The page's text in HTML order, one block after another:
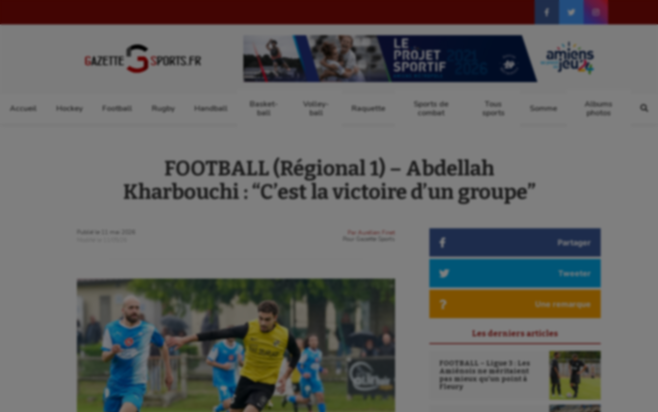
Accueil Hockey Football Rugby Handball
Basket-
ball
Volley-
ball
Raquette
Sports de
combat
Tous
sports
Somme
Albums
photos
FOOTBALL (Régional 1) – Abdellah
Kharbouchi : “C’est la victoire d’un groupe”
Publié le
11 mai 2026
Par
Aurélien Finet
Gazette Sports Partager
Tweeter
Une remarque
Les derniers articles
FOOTBALL – Ligue 3 : Les
Amiénois ne méritaient
pas mieux qu’un point à
Fleury